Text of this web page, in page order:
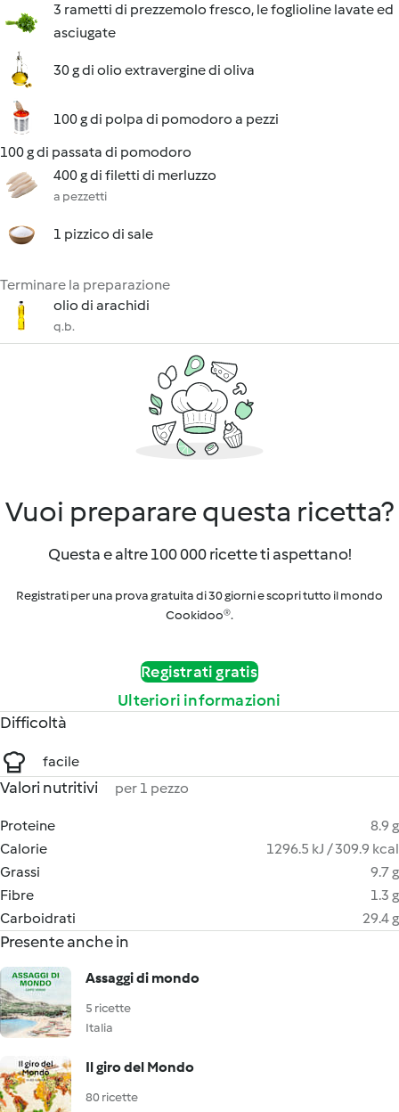
3 rametti di prezzemolo fresco, le foglioline lavate ed
asciugate
30 g di olio extravergine di oliva
100 g di polpa di pomodoro a pezzi
100 g di passata di pomodoro
400 g di filetti di merluzzo
a pezzetti
1 pizzico di sale
Terminare la preparazione
olio di arachidi
q.b.
Vuoi preparare questa ricetta?
Questa e altre 100 000 ricette ti aspettano!
Registrati per una prova gratuita di 30 giorni e scopri tutto il mondo
Cookidoo®.
Registrati gratis
Ulteriori informazioni
Difficoltà
facile
Valori nutritivi per 1 pezzo
Proteine
8.9 g
Calorie
1296.5 kJ / 309.9 kcal
Grassi
9.7 g
Fibre
1.3 g
Carboidrati
29.4 g
Presente anche in
Assaggi di mondo
5 ricette
Italia
Il giro del Mondo
80 ricette